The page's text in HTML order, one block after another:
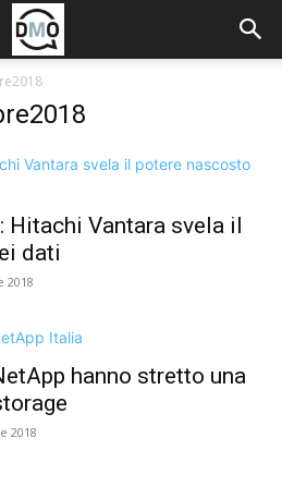
Hitachi Vantara svela il
dati
2018
hanno stretto una
2018